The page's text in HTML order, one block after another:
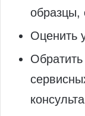
образцы,
Оценить